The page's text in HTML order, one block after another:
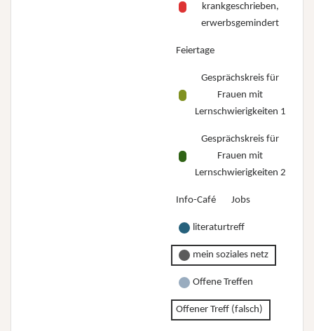
krankgeschrieben,
erwerbsgemindert
Feiertage
Gesprächskreis für
Frauen mit
Lernschwierigkeiten 1
Gesprächskreis für
Frauen mit
Lernschwierigkeiten 2
Info-Café Jobs
literaturtreff
mein soziales netz
Offene Treffen
Offener Treff (falsch)